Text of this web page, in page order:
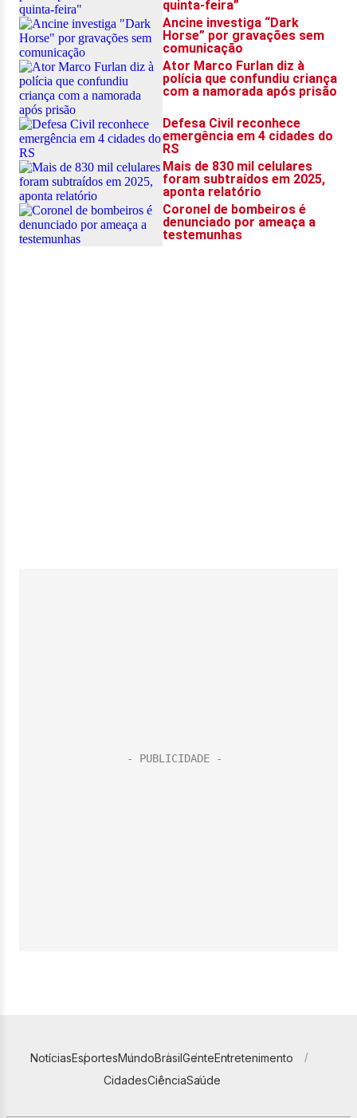
NotíciasEsportesMundoBrasilGenteEntretenimento
CidadesCiênciaSaúde